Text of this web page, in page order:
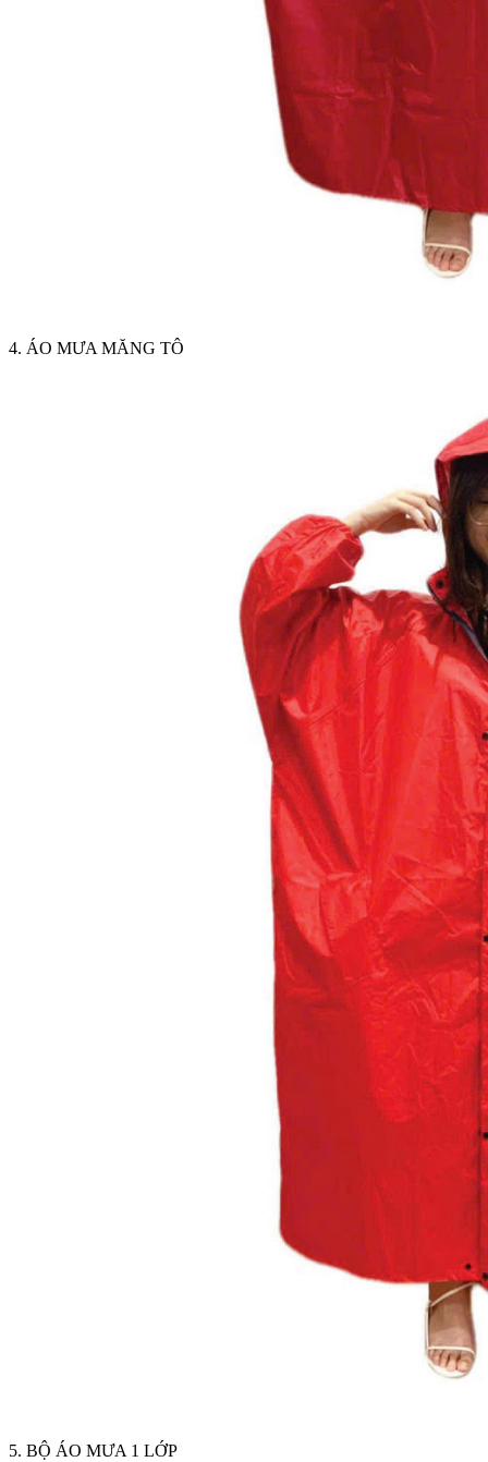
4. ÁO MƯA MĂNG TÔ
5. BỘ ÁO MƯA 1 LỚP